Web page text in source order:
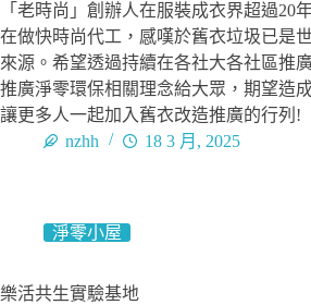
「老時尚」創辦人在服裝成衣界超過20
在做快時尚代工，感嘆於舊衣垃圾已是
來源。希望透過持續在各社大各社區推
推廣淨零環保相關理念給大眾，期望造
讓更多人一起加入舊衣改造推廣的行列!
nzhh
18 3 月, 2025
淨零小屋
樂活共生實驗基地